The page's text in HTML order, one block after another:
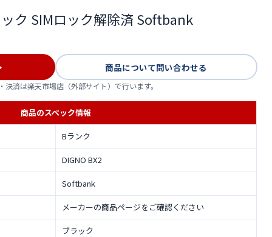
ック SIMロック解除済 Softbank
商品について問い合わせる
決済は楽天市場店（外部サイト）で行います。
商品のスペック情報
Bランク
DIGNO BX2
Softbank
メーカーの商品ページをご確認ください
ブラック